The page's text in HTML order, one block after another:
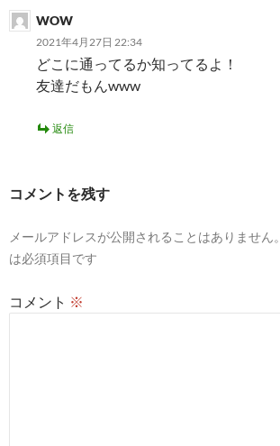
ン WOW
2021年4月27日 22:34
どこに通ってるか知ってるよ！
友達だもんwww
返信
コメントを残す
メールアドレスが公開されることはありません。
は必須項目です
コメント ※